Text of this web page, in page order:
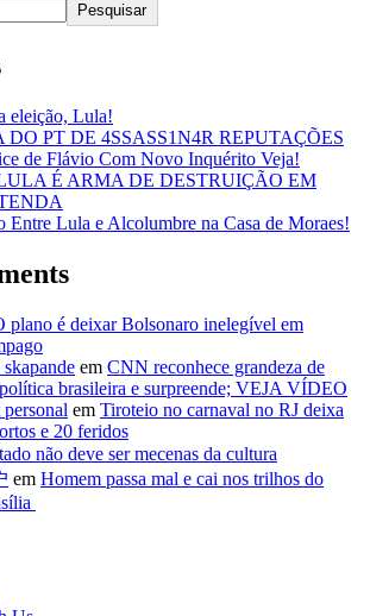
Pesquisar
eleição, Lula!
PT DE 4SSASS1N4R REPUTAÇÕES
de Flávio Com Novo Inquérito Veja!
É ARMA DE DESTRUIÇÃO EM
Entre Lula e Alcolumbre na Casa de Moraes!
plano é deixar Bolsonaro inelegível em
em CNN reconhece grandeza de
brasileira e surpreende; VEJA VÍDEO
em Tiroteio no carnaval no RJ deixa
e 20 feridos
não deve ser mecenas da cultura
em Homem passa mal e cai nos trilhos do